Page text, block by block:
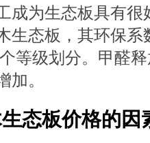
成为生态板具有
生态板，其环保系
等级划分。甲醛
加。
态板价格的因